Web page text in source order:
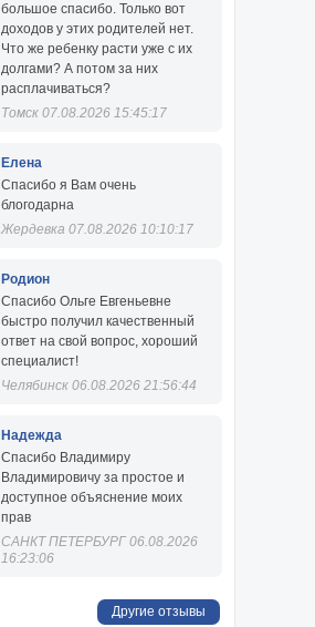
большое спасибо. Только вот
доходов у этих родителей нет.
Что же ребенку расти уже с их
долгами? А потом за них
расплачиваться?
Томск 07.08.2026 15:45:17
Елена
Спасибо я Вам очень
блогодарна
Жердевка 07.08.2026 10:10:17
Родион
Спасибо Ольге Евгеньевне
быстро получил качественный
ответ на свой вопрос, хороший
специалист!
Челябинск 06.08.2026 21:56:44
Надежда
Спасибо Владимиру
Владимировичу за простое и
доступное объяснение моих
прав
САНКТ ПЕТЕРБУРГ 06.08.2026
16:23:06
Другие отзывы